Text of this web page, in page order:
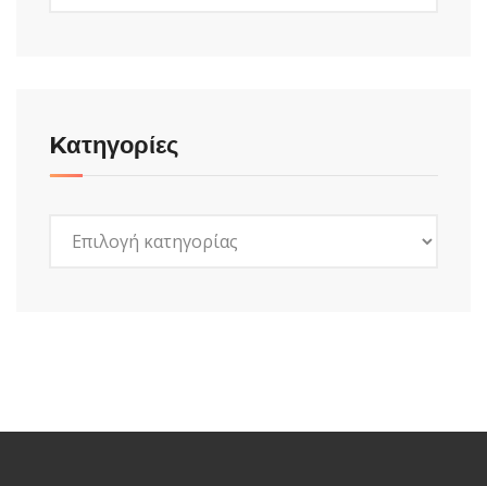
Kατηγορίες